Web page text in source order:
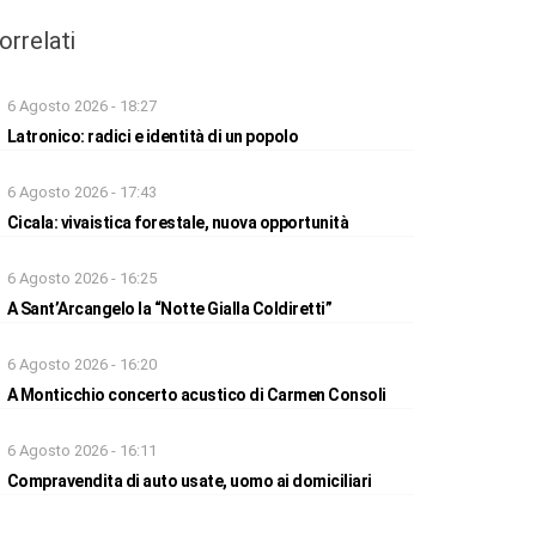
6 Agosto 2026 - 18:27
Latronico: radici e identità di un popolo
6 Agosto 2026 - 17:43
Cicala: vivaistica forestale, nuova opportunità
6 Agosto 2026 - 16:25
A Sant’Arcangelo la “Notte Gialla Coldiretti”
6 Agosto 2026 - 16:20
A Monticchio concerto acustico di Carmen Consoli
6 Agosto 2026 - 16:11
Compravendita di auto usate, uomo ai domiciliari